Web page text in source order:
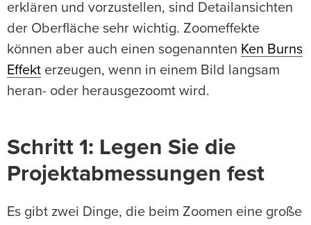
erklären und vorzustellen, sind Detailansichten
der Oberfläche sehr wichtig. Zoomeffekte
können aber auch einen sogenannten Ken Burns
Effekt erzeugen, wenn in einem Bild langsam
heran- oder herausgezoomt wird.
Schritt 1: Legen Sie die
Projektabmessungen fest
Es gibt zwei Dinge, die beim Zoomen eine große